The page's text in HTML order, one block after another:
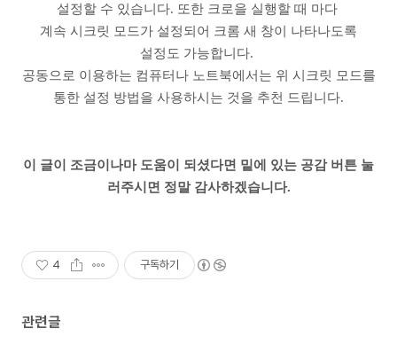
설정할 수 있습니다. 또한 크로을 실행할 때 마다
계속 시크릿 모드가 설정되어 크롬 새 창이 나타나도록
설정도 가능합니다.
공동으로 이용하는 컴퓨터나 노트북에서는 위 시크릿 모드를
통한 설정 방법을 사용하시는 것을 추천 드립니다.
이 글이 조금이나마 도움이 되셨다면 밑에 있는 공감 버튼 눌
러주시면 정말 감사하겠습니다.
4 구독하기
관련글